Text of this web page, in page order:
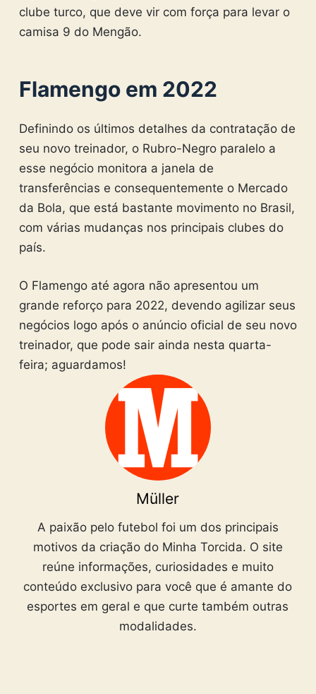
clube turco, que deve vir com força para levar o
camisa 9 do Mengão.
Flamengo em 2022
Definindo os últimos detalhes da contratação de
seu novo treinador, o Rubro-Negro paralelo a
esse negócio monitora a janela de
transferências e consequentemente o Mercado
da Bola, que está bastante movimento no Brasil,
com várias mudanças nos principais clubes do
país.
O Flamengo até agora não apresentou um
grande reforço para 2022, devendo agilizar seus
negócios logo após o anúncio oficial de seu novo
treinador, que pode sair ainda nesta quarta-
feira; aguardamos!
Müller
A paixão pelo futebol foi um dos principais
motivos da criação do Minha Torcida. O site
reúne informações, curiosidades e muito
conteúdo exclusivo para você que é amante do
esportes em geral e que curte também outras
modalidades.